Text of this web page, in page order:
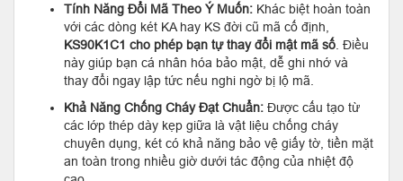
Tính Năng Đổi Mã Theo Ý Muốn: Khác biệt hoàn toàn
với các dòng két KA hay KS đời cũ mã cố định,
KS90K1C1 cho phép bạn tự thay đổi mật mã số . Điều
này giúp bạn cá nhân hóa bảo mật, dễ ghi nhớ và
thay đổi ngay lập tức nếu nghi ngờ bị lộ mã.
Khả Năng Chống Cháy Đạt Chuẩn: Được cấu tạo từ
các lớp thép dày kẹp giữa là vật liệu chống cháy
chuyên dụng, két có khả năng bảo vệ giấy tờ, tiền mặt
an toàn trong nhiều giờ dưới tác động của nhiệt độ